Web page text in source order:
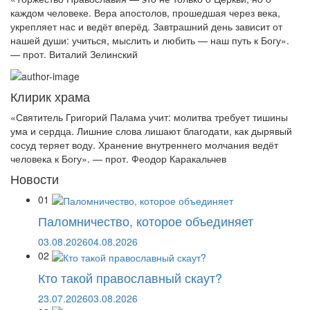
каждом человеке. Вера апостолов, прошедшая через века,
укрепляет нас и ведёт вперёд. Завтрашний день зависит от
нашей души: учиться, мыслить и любить — наш путь к Богу».
— прот. Виталий Зелинский
Клирик храма
«Святитель Григорий Палама учит: молитва требует тишины
ума и сердца. Лишние слова лишают благодати, как дырявый
сосуд теряет воду. Хранение внутреннего молчания ведёт
человека к Богу». — прот. Феодор Каракальчев
Новости
01
Паломничество, которое объединяет
03.08.202604.08.2026
02
Кто такой православный скаут?
23.07.202603.08.2026